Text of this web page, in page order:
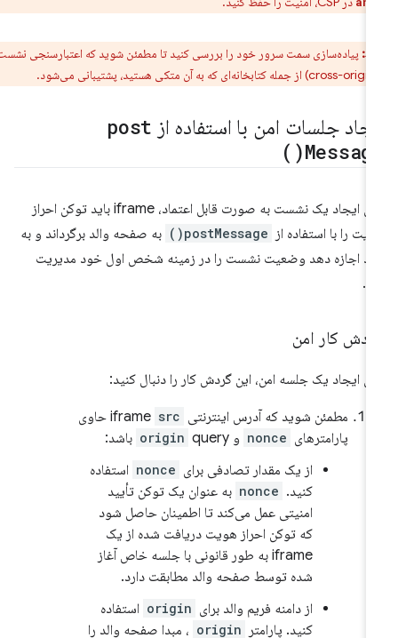
پیاده‌سازی سمت سرور خود را بررسی کنید تا مطمئن شوید که اعتبارسنجی نشست
جلسات امن با استفاده از post
)
برای ایجاد یک نشست به صورت قابل اعتماد، iframe باید توکن احراز
را با استفاده از postMessage()
به صفحه والد برگرداند و به
اجازه دهد وضعیت نشست را در زمینه شخص اول خود مدیریت
کار امن
ایجاد یک جلسه امن، این گردش کار را دنبال کنید:
مطمئن شوید که آدرس اینترنتی iframe src
حاوی
پارامترهای nonce و origin query باشد:
از یک مقدار تصادفی برای nonce استفاده
کنید. nonce به عنوان یک توکن تأیید
امنیتی عمل می‌کند تا اطمینان حاصل شود
که توکن احراز هویت دریافت شده از یک
iframe به طور قانونی با جلسه خاص آغاز
شده توسط صفحه والد مطابقت دارد.
از دامنه فریم والد برای origin استفاده
کنید. پارامتر origin ، مبدا صفحه والد را